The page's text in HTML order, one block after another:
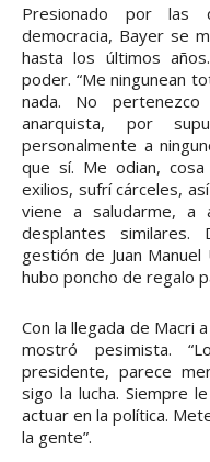
Presionado por las
democracia, Bayer se
hasta los últimos
poder. “Me ningunean
nada. No
anarquista, por
personalmente a
que sí. Me odian,
exilios, sufrí cárceles,
viene a saludarme, a
desplantes
gestión de Juan
hubo poncho de regalo
Con la llegada de Macri
mostró pesimista.
presidente, parece
sigo la lucha. Siempre
actuar en la política.
la gente”.